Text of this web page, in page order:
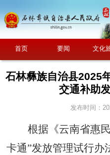
首页 要闻 文化
石林彝族自治县2025
交通补助
发布时间：
根据《云南省惠
卡通”发放管理试行办